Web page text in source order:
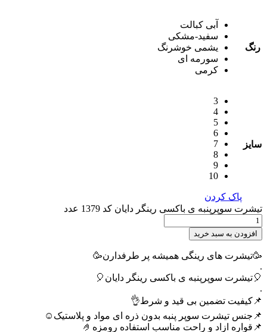
رنگ
آبی کبالت
سفید-مشکی
یشمی خوشرنگ
سورمه ای
کرمی
سایز
3
4
5
6
7
8
9
10
پاک کردن
تیشرت سوپرپنبه ی باکسی رینگر دایان کد 1379 عدد
افزودن به سبد خرید
🥳تیشرت های رینگی همیشه پر طرفدارن🥳
.
🎈تیشرت سوپرپنبه ی باکسی رینگر دایان🎈
.
📌کیفیت تضمین بی قید و شرط👌
📌جنس تیشرت سوپر پنبه بدون ذره ای مواد و پلاستیک☺️
📌قواره ازاد و راحت مناسب استفاده رومزه🤌